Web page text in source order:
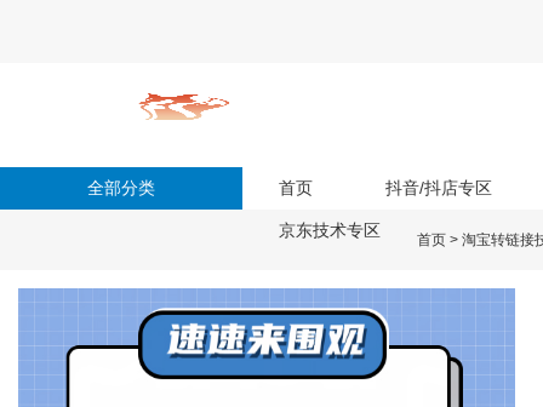
全部分类 首页 抖音/抖店专区
京东技术专区 首页 > 淘宝转链接